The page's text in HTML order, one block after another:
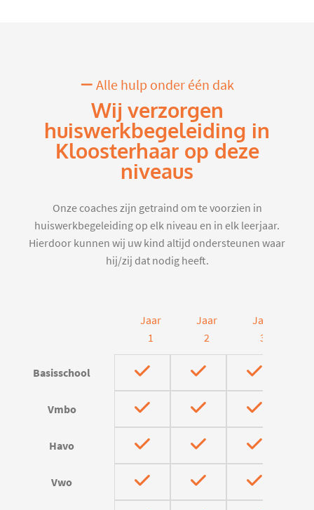
Alle hulp onder één dak
Wij verzorgen
huiswerkbegeleiding in
Kloosterhaar op deze
niveaus
Onze coaches zijn getraind om te voorzien in
huiswerkbegeleiding op elk niveau en in elk leerjaar.
Hierdoor kunnen wij uw kind altijd ondersteunen waar
hij/zij dat nodig heeft.
Jaar
1
Jaar
2
Jaar
3
Basisschool
Vmbo
Havo
Vwo